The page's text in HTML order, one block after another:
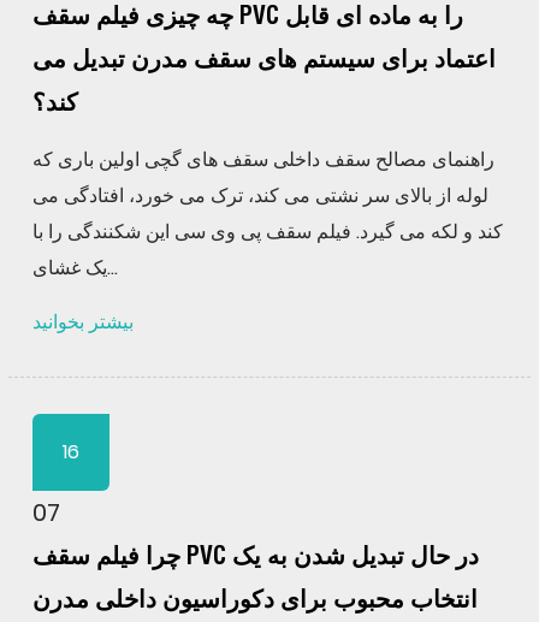
چه چیزی فیلم سقف PVC را به ماده ای قابل
اعتماد برای سیستم های سقف مدرن تبدیل می
کند؟
راهنمای مصالح سقف داخلی سقف های گچی اولین باری که
لوله از بالای سر نشتی می کند، ترک می خورد، افتادگی می
کند و لکه می گیرد. فیلم سقف پی وی سی این شکنندگی را با
یک غشای...
بیشتر بخوانید
16
07
چرا فیلم سقف PVC در حال تبدیل شدن به یک
انتخاب محبوب برای دکوراسیون داخلی مدرن